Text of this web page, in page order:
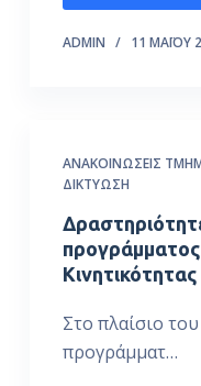
ADMIN 11 ΜΑΪ́ΟΥ
ΑΝΑΚΟΙΝΏΣΕΙΣ
ΔΙΚΤΎΩΣΗ
Κινητικότητας
Στο πλαίσιο
προγράμματ…